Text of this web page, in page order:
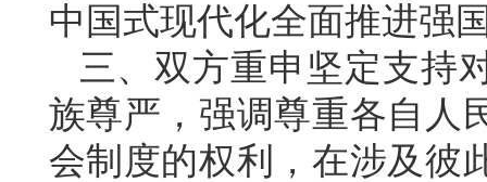
中国式现代化全面推进强
三、双方重申坚定支持
族尊严，强调尊重各自人
会制度的权利，在涉及彼